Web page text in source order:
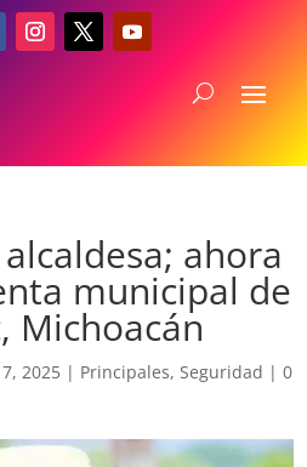
ahora
municipal de
Michoacán
2025 | Principales,Seguridad |0